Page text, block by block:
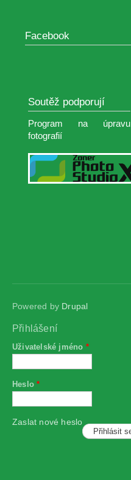
Facebook
Soutěž podporují
Program na úpravu
fotografií
Powered by Drupal
Přihlášení
Uživatelské jméno *
Heslo*
Zaslat nové heslo